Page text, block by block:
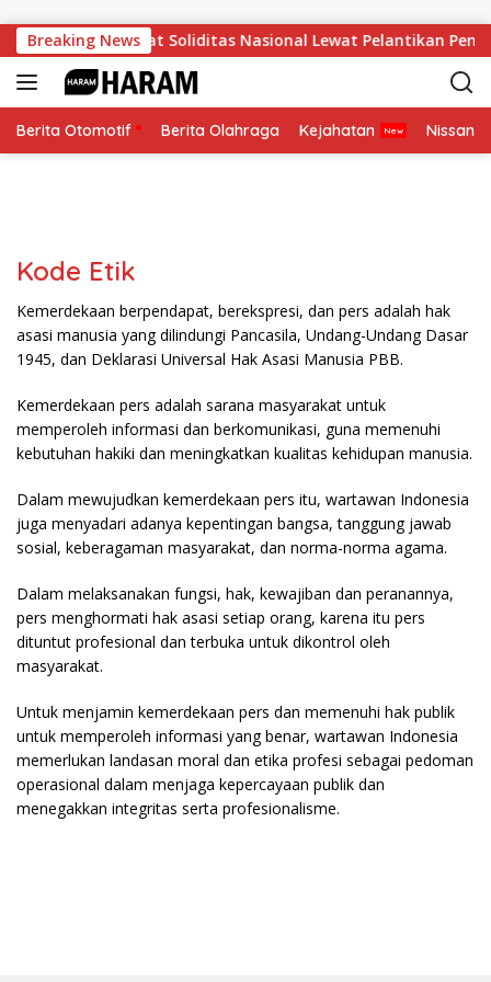
Breaking News
KBPP Polri Perkuat Soliditas Nasional Lewat Pelantikan
Berita Otomotif Berita Olahraga Kejahatan Nissan
Kode Etik
Kemerdekaan berpendapat, berekspresi, dan pers adalah hak
asasi manusia yang dilindungi Pancasila, Undang-Undang Dasar
1945, dan Deklarasi Universal Hak Asasi Manusia PBB.
Kemerdekaan pers adalah sarana masyarakat untuk
memperoleh informasi dan berkomunikasi, guna memenuhi
kebutuhan hakiki dan meningkatkan kualitas kehidupan manusia.
Dalam mewujudkan kemerdekaan pers itu, wartawan Indonesia
juga menyadari adanya kepentingan bangsa, tanggung jawab
sosial, keberagaman masyarakat, dan norma-norma agama.
Dalam melaksanakan fungsi, hak, kewajiban dan peranannya,
pers menghormati hak asasi setiap orang, karena itu pers
dituntut profesional dan terbuka untuk dikontrol oleh
masyarakat.
Untuk menjamin kemerdekaan pers dan memenuhi hak publik
untuk memperoleh informasi yang benar, wartawan Indonesia
memerlukan landasan moral dan etika profesi sebagai pedoman
operasional dalam menjaga kepercayaan publik dan
menegakkan integritas serta profesionalisme.